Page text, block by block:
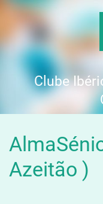
Clube
Azeitão )